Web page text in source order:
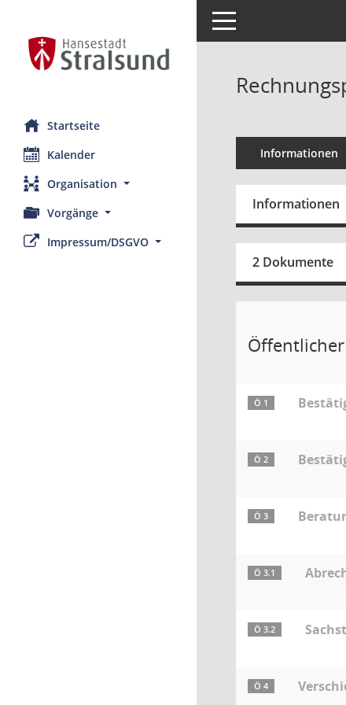
Startseite
Kalender
Organisation
Vorgänge
Impressum/DSGVO
Toggle navigation
Informationen
Informationen
2 Dokumente
Ö 1
Ö 2
Ö 3
Ö 3.1
Ö 3.2
Ö 4